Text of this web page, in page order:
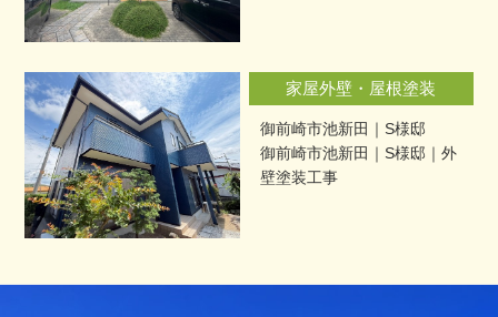
家屋外壁・屋根塗装
御前崎市池新田｜S様邸
御前崎市池新田｜S様邸｜外
壁塗装工事